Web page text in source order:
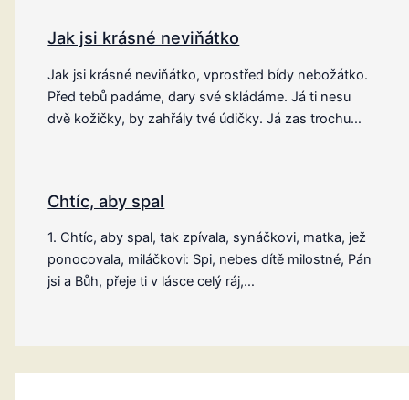
Jak jsi krásné neviňátko
Jak jsi krásné neviňátko, vprostřed bídy nebožátko.
Před tebů padáme, dary své skládáme. Já ti nesu
dvě kožičky, by zahřály tvé údičky. Já zas trochu…
Chtíc, aby spal
1. Chtíc, aby spal, tak zpívala, synáčkovi, matka, jež
ponocovala, miláčkovi: Spi, nebes dítě milostné, Pán
jsi a Bůh, přeje ti v lásce celý ráj,…